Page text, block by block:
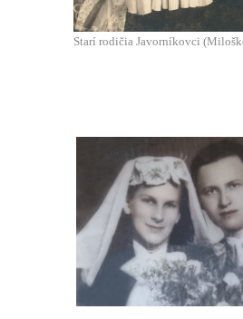
Starí rodičia Javorníkovci